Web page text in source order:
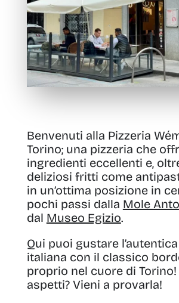
Benvenuti alla Pizzeria
Torino; una pizzeria che
ingredienti eccellenti e,
deliziosi fritti come
in un’ottima posizione in
pochi passi dalla Mole
dal Museo Egizio.
Qui puoi gustare
italiana con il classico
proprio nel cuore di Torino!
aspetti? Vieni a provarla!